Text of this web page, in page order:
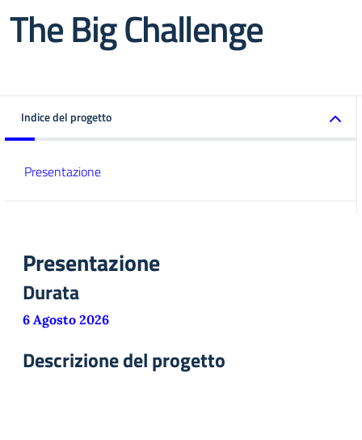
The Big Challenge
Indice del progetto
Presentazione
Presentazione
Durata
6 Agosto 2026
Descrizione del progetto